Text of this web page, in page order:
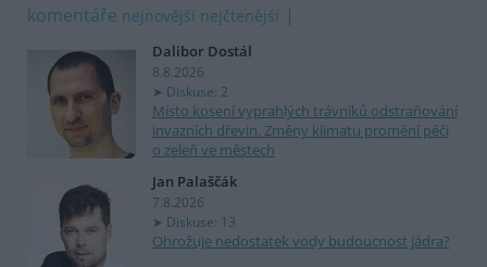
komentáře nejnovější nejčtenější
Dalibor Dostál
8.8.2026
Diskuse: 2
Místo kosení vyprahlých trávníků odstraňování
invazních dřevin. Změny klimatu promění péči
o zeleň ve městech
Jan Palaščák
7.8.2026
Diskuse: 13
Ohrožuje nedostatek vody budoucnost jádra?